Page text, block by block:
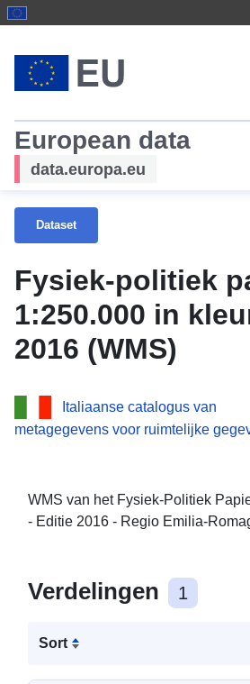
European data
data.europa.eu
Dataset
Fysiek-politiek
1:250.000 in
2016 (WMS)
Italiaanse catalogus van
metagegevens voor ruimtelijke
WMS van het Fysiek-Politiek
- Editie 2016 - Regio Emilia-
Verdelingen 1
Sort